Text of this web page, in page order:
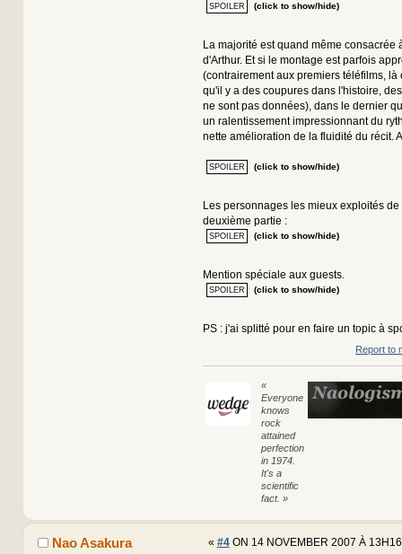
(click to show/hide)
La majorité est quand même consacrée
d'Arthur. Et si le montage est parfois
(contrairement aux premiers téléfilms, là
qu'il y a des coupures dans l'histoire,
ne sont pas données), dans le dernier
un ralentissement impressionnant du
nette amélioration de la fluidité du récit.
(click to show/hide)
Les personnages les mieux exploités de
deuxième partie :
(click to show/hide)
Mention spéciale aux guests.
(click to show/hide)
PS : j'ai splitté pour en faire un topic à
Report to
«
Everyone
knows
rock
attained
perfection
in 1974.
It's a
scientific
fact. »
Nao Asakura « #4ON 14 NOVEMBER 2007 À